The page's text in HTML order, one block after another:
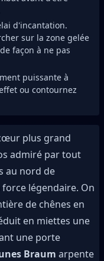
d'incantation.
sur la zone gelée
façon à ne pas
puissante à
ou contournez
plus grand
admiré par tout
au nord de
légendaire. On
de chênes en
en miettes une
une porte
Braum arpente